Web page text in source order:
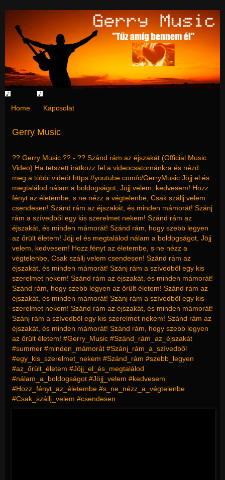
Home Kapcsolat
Gerry Music
?? Gerry Music ?? - ?? Szánd rám az éjszakát (Official Music
Video) Ha tetszett iratkozz fel a videocsatornánkra és nézd
meg a többi videót https://youtube.com/c/GerryMusic Jöjj el és
megtalálod nálam a boldogságot, Jöjj velem, kedvesem! Hozz
fényt az életembe, s ne nézz a végtelenbe, Csak szállj velem
csendesen! Szánd rám az éjszakát, és minden mámorát! Szánj
rám a szívedből egy kis szerelmet nekem! Szánd rám az
éjszakát, és minden mámorát! Szánd rám, hogy szebb legyen
az őrült életem! Jöjj el és megtalálod nálam a boldogságot, Jöjj
velem, kedvesem! Hozz fényt az életembe, s ne nézz a
végtelenbe, Csak szállj velem csendesen! Szánd rám az
éjszakát, és minden mámorát! Szánj rám a szívedből egy kis
szerelmet nekem! Szánd rám az éjszakát, és minden mámorát!
Szánd rám, hogy szebb legyen az őrült életem! Szánd rám az
éjszakát, és minden mámorát! Szánj rám a szívedből egy kis
szerelmet nekem! Szánd rám az éjszakát, és minden mámorát!
Szánj rám a szívedből egy kis szerelmet nekem! Szánd rám az
éjszakát, és minden mámorát! Szánd rám, hogy szebb legyen
az őrült életem! #Gerry_Music #Szánd_rám_az_éjszakát
#summer #minden_mámorát #Szánj_rám_a_szívedből
#egy_kis_szerelmet_nekem #Szánd_rám #szebb_legyen
#az_őrült_életem #Jöjj_el_és_megtalálod
#nálam_a_boldogságot #Jöjj_velem #kedvesem
#Hozz_fényt_az_életembe #s_ne_nézz_a_végtelenbe
#Csak_szállj_velem #csendesen